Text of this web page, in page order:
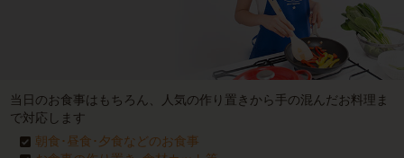
当日のお食事はもちろん、人気の作り置きから手の混んだお料理ま
で対応します
朝食･昼食･夕食などのお食事